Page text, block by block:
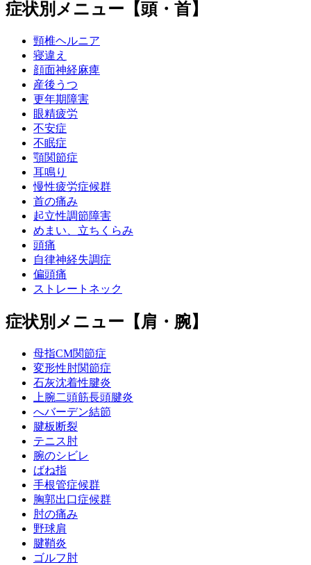
症状別メニュー【頭・首】
頸椎ヘルニア
寝違え
顔面神経麻痺
産後うつ
更年期障害
眼精疲労
不安症
不眠症
顎関節症
耳鳴り
慢性疲労症候群
首の痛み
起立性調節障害
めまい、立ちくらみ
頭痛
自律神経失調症
偏頭痛
ストレートネック
症状別メニュー【肩・腕】
母指CM関節症
変形性肘関節症
石灰沈着性腱炎
上腕二頭筋長頭腱炎
へバーデン結節
腱板断裂
テニス肘
腕のシビレ
ばね指
手根管症候群
胸郭出口症候群
肘の痛み
野球肩
腱鞘炎
ゴルフ肘